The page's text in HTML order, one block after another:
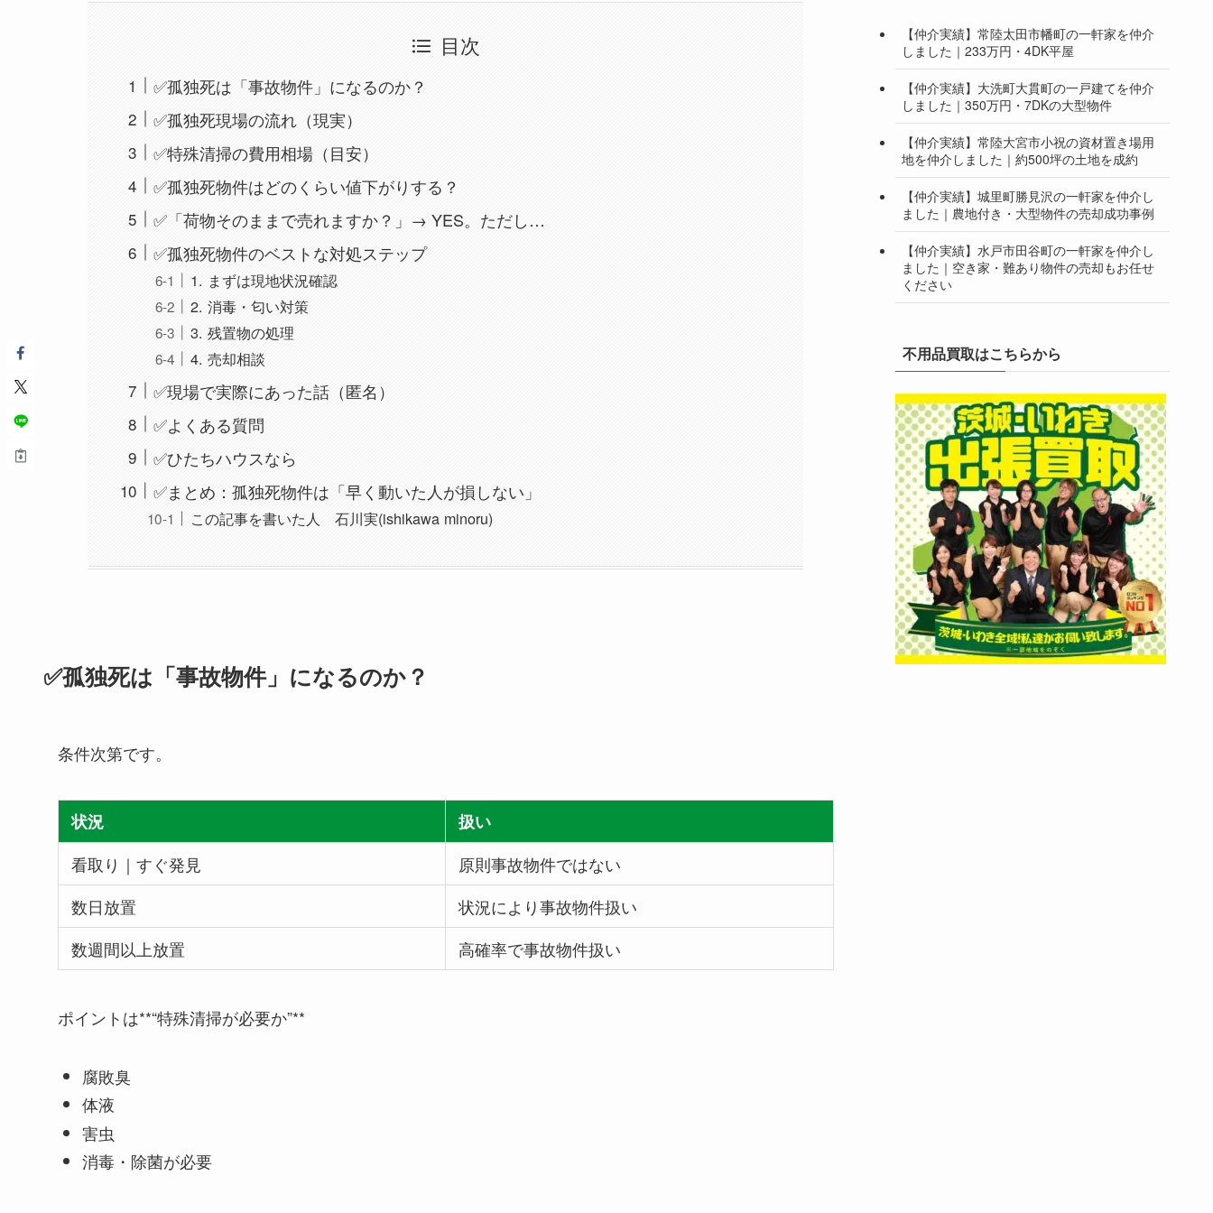
目次
✅孤独死は「事故物件」になるのか？
✅孤独死現場の流れ（現実）
✅特殊清掃の費用相場（目安）
✅孤独死物件はどのくらい値下がりする？
✅「荷物そのままで売れますか？」→ YES。ただし…
✅孤独死物件のベストな対処ステップ
1. まずは現地状況確認
2. 消毒・匂い対策
3. 残置物の処理
4. 売却相談
✅現場で実際にあった話（匿名）
✅よくある質問
✅ひたちハウスなら
✅まとめ：孤独死物件は「早く動いた人が損しない」
この記事を書いた人 石川実(ishikawa minoru)
✅孤独死は「事故物件」になるのか？
条件次第です。
状況
扱い
看取り｜すぐ発見
原則事故物件ではない
数日放置
状況により事故物件扱い
数週間以上放置
高確率で事故物件扱い
ポイントは**“特殊清掃が必要か”**
腐敗臭
体液
害虫
消毒・除菌が必要
【仲介実績】常陸太田市幡町の一軒家を仲介
しました｜233万円・4DK平屋
【仲介実績】大洗町大貫町の一戸建てを仲介
しました｜350万円・7DKの大型物件
【仲介実績】常陸大宮市小祝の資材置き場用
地を仲介しました｜約500坪の土地を成約
【仲介実績】城里町勝見沢の一軒家を仲介し
ました｜農地付き・大型物件の売却成功事例
【仲介実績】水戸市田谷町の一軒家を仲介し
ました｜空き家・難あり物件の売却もお任せ
ください
不用品買取はこちらから